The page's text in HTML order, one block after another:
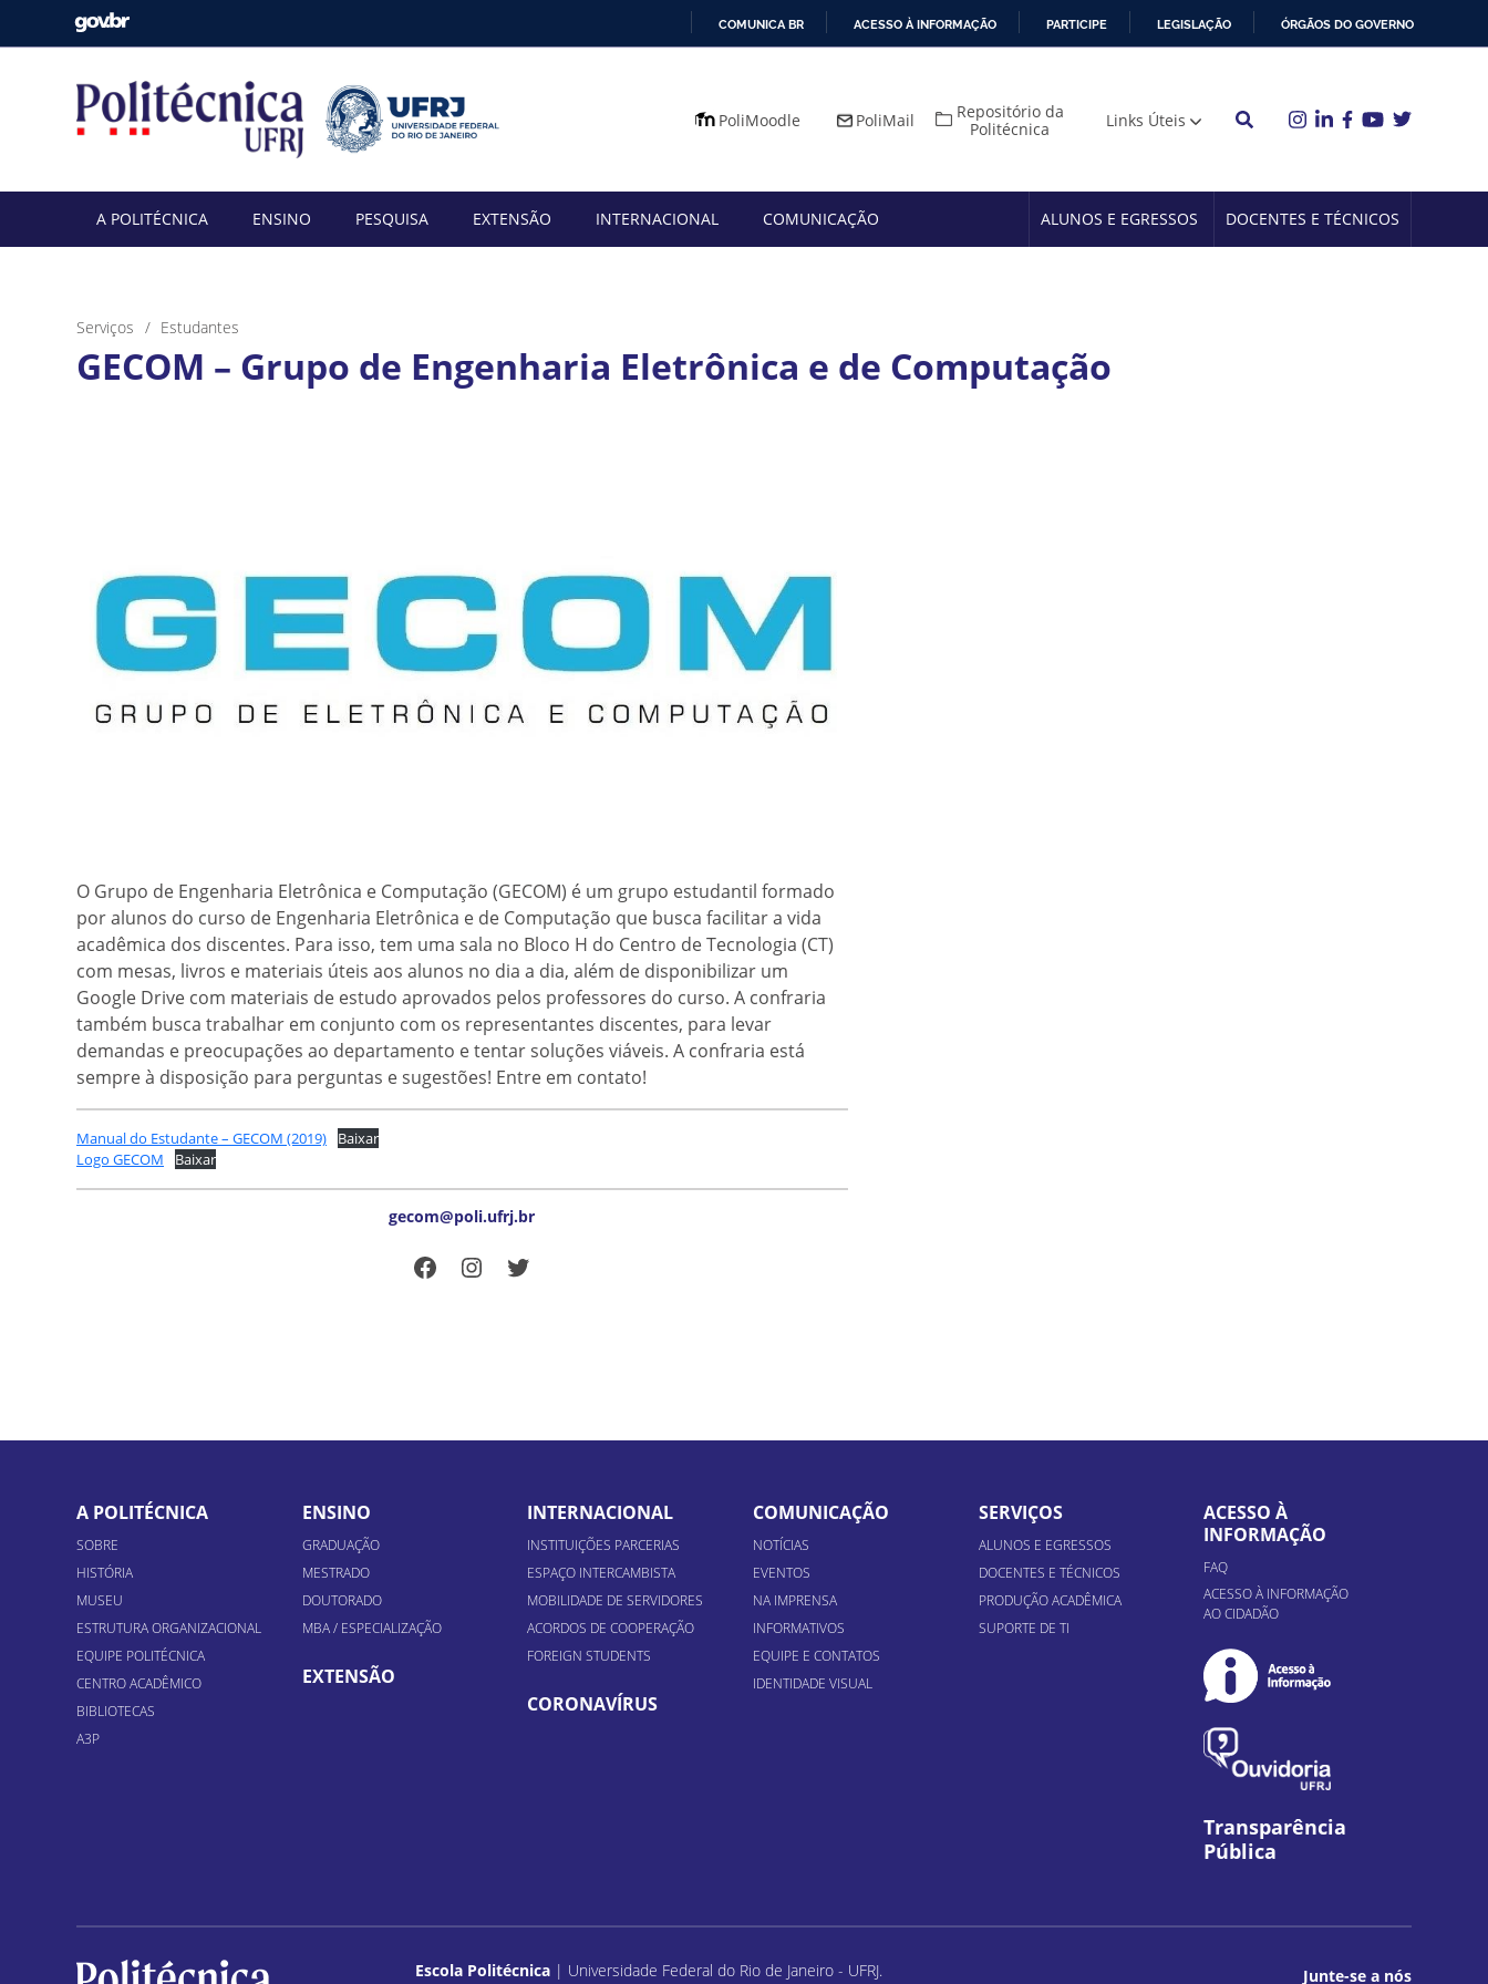
O
COMUNICA BR ACESSO À INFORMAÇÃO PARTICIPE LEGISLAÇÃO ÓRGÃOS DO GOVERNO
PoliMoodle PoliMail
Repositório da
Politécnica
Links Úteis
A POLITÉCNICA ENSINO PESQUISA EXTENSÃO INTERNACIONAL COMUNICAÇÃO ALUNOS E EGRESSOS DOCENTES E TÉCNICOS
Serviços Estudantes
GECOM – Grupo de Engenharia Eletrônica e de Computação
O Grupo de Engenharia Eletrônica e Computação (GECOM) é um grupo estudantil formado
por alunos do curso de Engenharia Eletrônica e de Computação que busca facilitar a vida
acadêmica dos discentes. Para isso, tem uma sala no Bloco H do Centro de Tecnologia (CT)
com mesas, livros e materiais úteis aos alunos no dia a dia, além de disponibilizar um
Google Drive com materiais de estudo aprovados pelos professores do curso. A confraria
também busca trabalhar em conjunto com os representantes discentes, para levar
demandas e preocupações ao departamento e tentar soluções viáveis. A confraria está
sempre à disposição para perguntas e sugestões! Entre em contato!
Manual do Estudante – GECOM (2019)
Baixar
Logo GECOM
Baixar
gecom@poli.ufrj.br
Facebook
Instagram
Twitter
A POLITÉCNICA
SOBRE
HISTÓRIA
MUSEU
ESTRUTURA ORGANIZACIONAL
EQUIPE POLITÉCNICA
CENTRO ACADÊMICO
BIBLIOTECAS
A3P
ENSINO
GRADUAÇÃO
MESTRADO
DOUTORADO
MBA / ESPECIALIZAÇÃO
EXTENSÃO
INTERNACIONAL
INSTITUIÇÕES PARCERIAS
ESPAÇO INTERCAMBISTA
MOBILIDADE DE SERVIDORES
ACORDOS DE COOPERAÇÃO
FOREIGN STUDENTS
CORONAVÍRUS
COMUNICAÇÃO
NOTÍCIAS
EVENTOS
NA IMPRENSA
INFORMATIVOS
EQUIPE E CONTATOS
IDENTIDADE VISUAL
SERVIÇOS
ALUNOS E EGRESSOS
DOCENTES E TÉCNICOS
PRODUÇÃO ACADÊMICA
SUPORTE DE TI
ACESSO À
INFORMAÇÃO
FAQ
ACESSO À INFORMAÇÃO
AO CIDADÃO
Transparência
Pública
Escola Politécnica| Universidade Federal do Rio de Janeiro - UFRJ.
Junte-se a nós